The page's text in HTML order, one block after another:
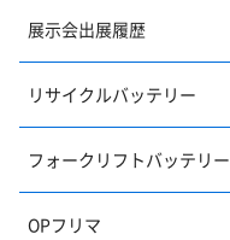
展示会出展履歴
リサイクルバッテリー
フォークリフトバッテリー
OPフリマ